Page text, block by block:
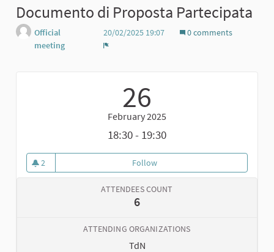
Documento di Proposta Partecipata
Official
meeting
20/02/2025 19:07
0 comments
26
February 2025
18:30 - 19:30
2
2 followers
FollowIncontro di validazione del
ATTENDEES COUNT
6
ATTENDING ORGANIZATIONS
TdN